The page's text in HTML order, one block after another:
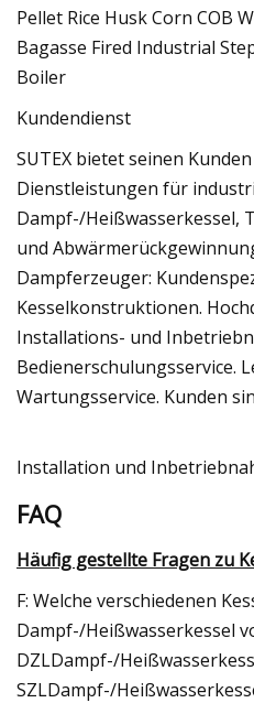
Kundendienst
SUTEX bietet seinen
Dienstleistungen für
Dampf-/Heißwasserkessel,
und
Dampferzeuger:
Kesselkonstruktionen.
Installations- und
Bedienerschulungsservice.
Wartungsservice. Kunden
Installation und
FAQ
Häufig gestellte Fragen zu
F: Welche verschiedenen
Dampf-/Heißwasserkessel
DZLDampf-/
SZLDampf-/